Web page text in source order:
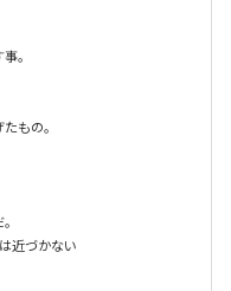
。
もの。
近づかない